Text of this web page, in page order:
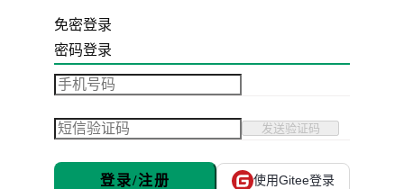
免密登录
密码登录
发送验证码
登录/注册 使用Gitee登录